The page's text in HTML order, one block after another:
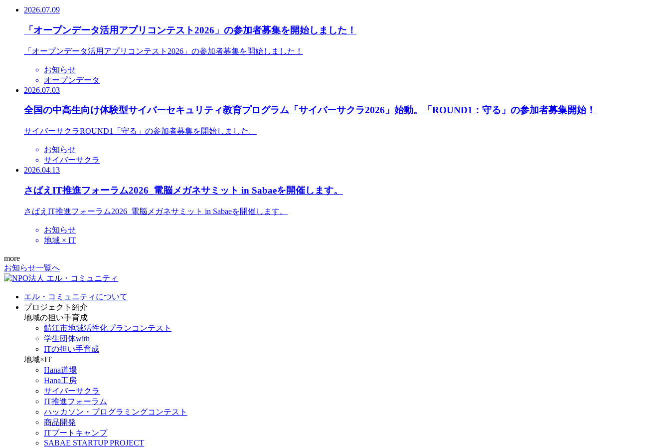
2026.07.09
「オープンデータ活用アプリコンテスト2026」の参加者募集を開始しました！
「オープンデータ活用アプリコンテスト2026」の参加者募集を開始しました！
お知らせ
オープンデータ
2026.07.03
全国の中高生向け体験型サイバーセキュリティ教育プログラム「サイバーサクラ2026」始動。「ROUND1：守る」の参加者募集開始！
サイバーサクラROUND1「守る」の参加者募集を開始しました。
お知らせ
サイバーサクラ
2026.04.13
さばえIT推進フォーラム2026_電脳メガネサミット in Sabaeを開催します。
さばえIT推進フォーラム2026_電脳メガネサミット in Sabaeを開催します。
お知らせ
地域 × IT
more
お知らせ一覧へ
エル・コミュニティについて
プロジェクト紹介
地域の担い手育成
鯖江市地域活性化プランコンテスト
学生団体with
ITの担い手育成
地域×IT
Hana道場
Hana工房
サイバーサクラ
IT推進フォーラム
ハッカソン・プログラミングコンテスト
商品開発
ITブートキャンプ
SABAE STARTUP PROJECT